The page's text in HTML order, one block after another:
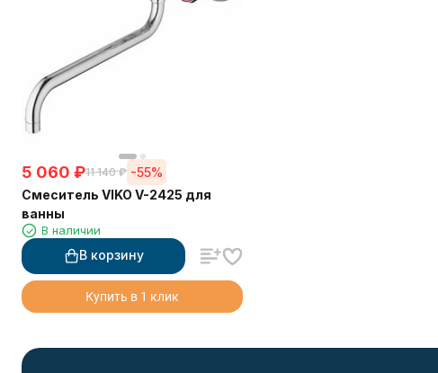
5 060 ₽11 140 ₽ -55%
Смеситель VIKO V-2425 для
ванны
В наличии
В корзину
Купить в 1 клик